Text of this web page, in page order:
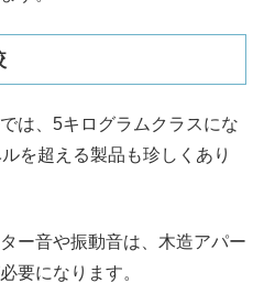
は、5キログラムクラスにな
を超える製品も珍しくあり
ー音や振動音は、木造アパー
要になります。